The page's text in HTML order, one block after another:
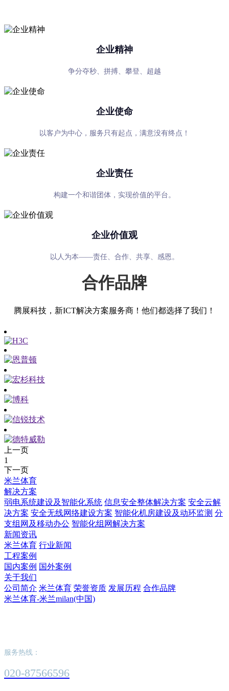
企业精神
争分夺秒、拼搏、攀登、超越
企业使命
以客户为中心，服务只有起点，满意没有终点！
企业责任
构建一个和谐团体，实现价值的平台。
企业价值观
以人为本——责任、合作、共享、感恩。
合作品牌
腾展科技，新ICT解决方案服务商！他们都选择了我们！
上一页
1
下一页
米兰体育
解决方案
弱电系统建设及智能化系统 信息安全整体解决方案 安全云解
决方案 安全无线网络建设方案 智能化机房建设及动环监测 分
支组网及移动办公 智能化组网解决方案
新闻资讯
米兰体育 行业新闻
工程案例
国内案例 国外案例
关于我们
公司简介 米兰体育 荣誉资质 发展历程 合作品牌
米兰体育-米兰milan(中国)
服务热线：
020-87566596